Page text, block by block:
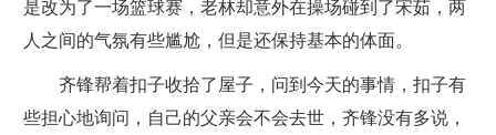
是改为了一场篮球赛，老林却意外在操场碰到了宋茹，两
人之间的气氛有些尴尬，但是还保持基本的体面。
齐锋帮着扣子收拾了屋子，问到今天的事情，扣子有
些担心地询问，自己的父亲会不会去世，齐锋没有多说，